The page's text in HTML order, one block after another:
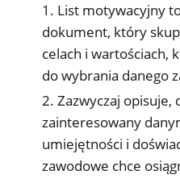
List motywacyjny
dokument, który
celach i wartościach,
do wybrania danego
Zazwyczaj opisuje,
zainteresowany
umiejętności i
zawodowe chce